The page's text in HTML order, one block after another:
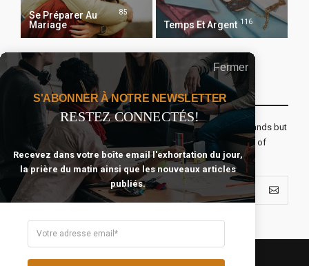
Se Préparer Au
Mariage
85
Temps Et Argent 116
Recevoir Notre Newsletter Chaque Matin
The real voyage of discovery consists not in seeking new lands but
seeing with new eyes. All journeys have secret destinations of
which the traveler is unaware.
Fermer
S'ABONNER À NOTRE NEWSLETTER
RESTEZ CONNECTÉS!
Recevez dans votre boîte email l'exhortation du jour,
la prière du matin ainsi que les nouveaux articles
publiés.